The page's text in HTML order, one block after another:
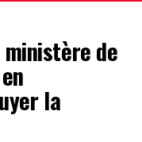
ministère de
la